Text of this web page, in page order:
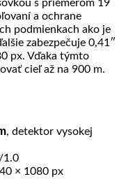
s priemerom 19
a ochrane
podmienkach ako je
zabezpečuje 0,41″
px. Vďaka týmto
cieľ až na 900 m.
, detektor vysokej
1.0
× 1080 px